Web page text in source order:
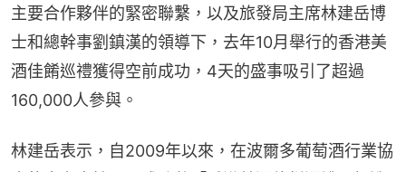
主要合作夥伴的緊密聯繫，以及旅發局主席林建岳博
士和總幹事劉鎮漢的領導下，去年10月舉行的香港美
酒佳餚巡禮獲得空前成功，4天的盛事吸引了超過
160,000人參與。
林建岳表示，自2009年以來，在波爾多葡萄酒行業協